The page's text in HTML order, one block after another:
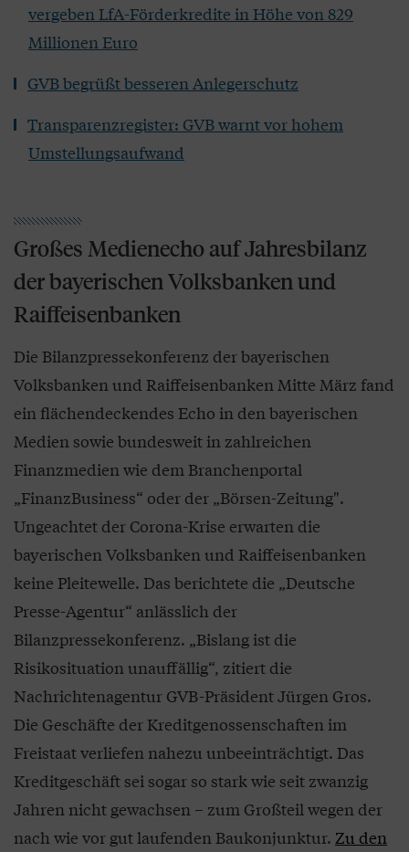
vergeben LfA-Förderkredite in Höhe von 829
Millionen Euro
GVB begrüßt besseren Anlegerschutz
Transparenzregister: GVB warnt vor hohem
Umstellungsaufwand
Großes Medienecho auf Jahresbilanz
der bayerischen Volksbanken und
Raiffeisenbanken
Die Bilanzpressekonferenz der bayerischen
Volksbanken und Raiffeisenbanken Mitte März fand
ein flächendeckendes Echo in den bayerischen
Medien sowie bundesweit in zahlreichen
Finanzmedien wie dem Branchenportal
„FinanzBusiness“ oder der „Börsen-Zeitung".
Ungeachtet der Corona-Krise erwarten die
bayerischen Volksbanken und Raiffeisenbanken
keine Pleitewelle. Das berichtete die „Deutsche
Presse-Agentur“ anlässlich der
Bilanzpressekonferenz. „Bislang ist die
Risikosituation unauffällig“, zitiert die
Nachrichtenagentur GVB-Präsident Jürgen Gros.
Die Geschäfte der Kreditgenossenschaften im
Freistaat verliefen nahezu unbeeinträchtigt. Das
Kreditgeschäft sei sogar so stark wie seit zwanzig
Jahren nicht gewachsen – zum Großteil wegen der
nach wie vor gut laufenden Baukonjunktur. Zu den